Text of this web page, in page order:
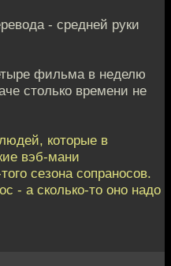
- средней руки
фильма в неделю
столько времени не
которые в
вэб-мани
сезона сопраносов.
- а сколько-то оно надо